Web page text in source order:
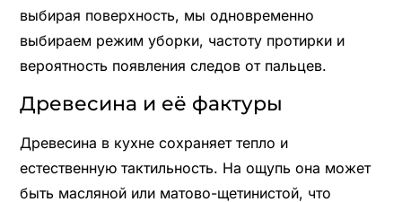
выбирая поверхность, мы одновременно
выбираем режим уборки, частоту протирки и
вероятность появления следов от пальцев.
Древесина и её фактуры
Древесина в кухне сохраняет тепло и
естественную тактильность. На ощупь она может
быть масляной или матово-щетинистой, что